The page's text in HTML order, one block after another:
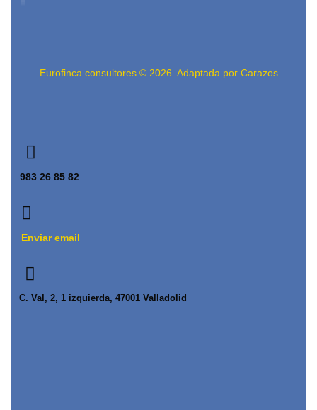
Eurofinca consultores © 2026. Adaptada por Carazos
983 26 85 82
Enviar email
C. Val, 2, 1 izquierda, 47001 Valladolid